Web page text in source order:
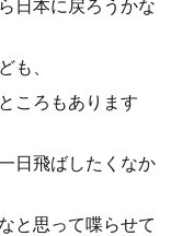
日本に戻ろうかな
も、
ころもあります
日飛ばしたくなか
と思って喋らせて